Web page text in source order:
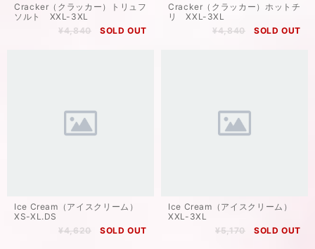
Cracker（クラッカー）トリュフ
ソルト XXL-3XL
¥4,840
SOLD OUT
Cracker（クラッカー）ホットチ
リ XXL-3XL
¥4,840
SOLD OUT
Ice Cream（アイスクリーム）
XS-XL.DS
¥4,620
SOLD OUT
Ice Cream（アイスクリーム）
XXL-3XL
¥5,170
SOLD OUT